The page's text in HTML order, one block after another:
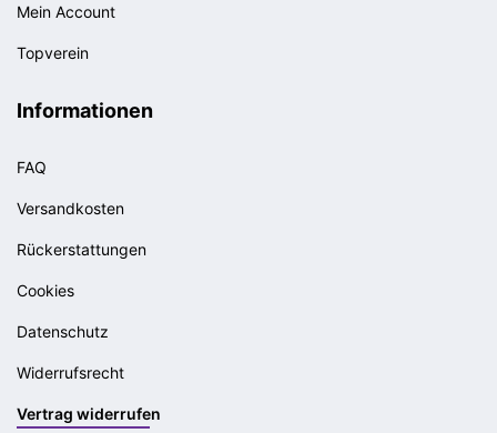
Mein Account
Topverein
Informationen
FAQ
Versandkosten
Rückerstattungen
Cookies
Datenschutz
Widerrufsrecht
Vertrag widerrufen